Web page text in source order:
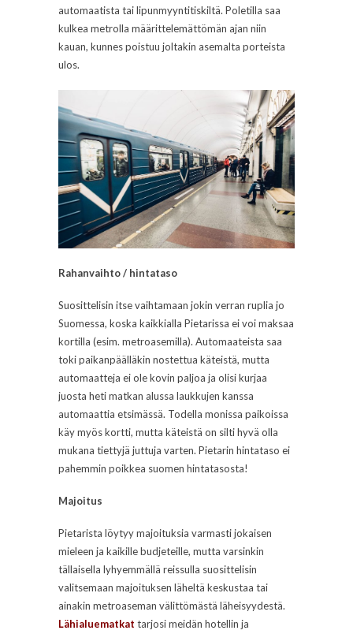
automaatista tai lipunmyyntitiskiltä. Poletilla saa
kulkea metrolla määrittelemättömän ajan niin
kauan, kunnes poistuu joltakin asemalta porteista
ulos.
Rahanvaihto / hintataso
Suosittelisin itse vaihtamaan jokin verran ruplia jo
Suomessa, koska kaikkialla Pietarissa ei voi maksaa
kortilla (esim. metroasemilla). Automaateista saa
toki paikanpäälläkin nostettua käteistä, mutta
automaatteja ei ole kovin paljoa ja olisi kurjaa
juosta heti matkan alussa laukkujen kanssa
automaattia etsimässä. Todella monissa paikoissa
käy myös kortti, mutta käteistä on silti hyvä olla
mukana tiettyjä juttuja varten. Pietarin hintataso ei
pahemmin poikkea suomen hintatasosta!
Majoitus
Pietarista löytyy majoituksia varmasti jokaisen
mieleen ja kaikille budjeteille, mutta varsinkin
tällaisella lyhyemmällä reissulla suosittelisin
valitsemaan majoituksen läheltä keskustaa tai
ainakin metroaseman välittömästä läheisyydestä.
Lähialuematkat tarjosi meidän hotellin ja